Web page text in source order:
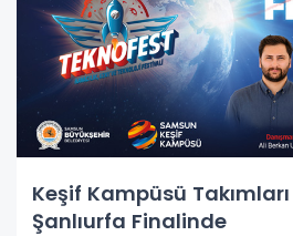
Keşif Kampüsü
Şanlıurfa Finalinde